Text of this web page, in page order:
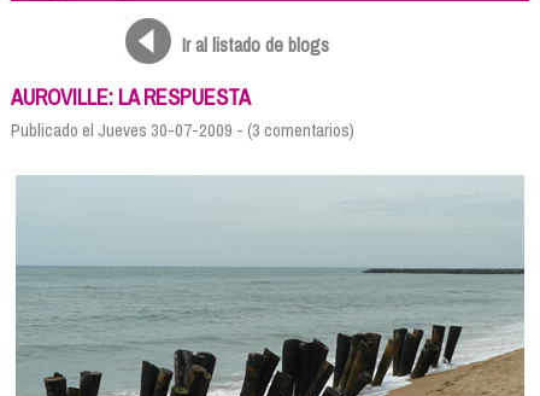
Compañeros de viaje
Formación
Info viajeros
Ir al listado de blogs
AUROVILLE: LA RESPUESTA
Publicado el Jueves 30-07-2009 - (3 comentarios)